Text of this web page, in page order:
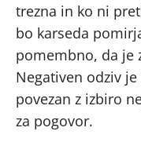
trezna in ko ni
bo karseda
pomembno, da je
Negativen odziv
povezan z izbiro
za pogovor.